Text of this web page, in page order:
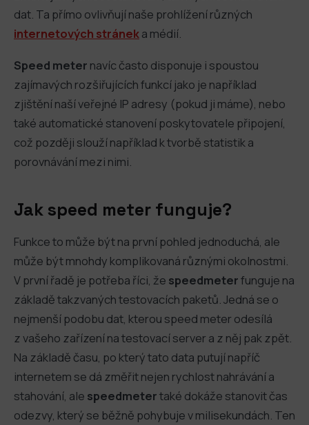
dat. Ta přímo ovlivňují naše prohlížení různých
internetových stráneka médií.
Speed meter navíc často disponuje i spoustou
zajímavých rozšiřujících funkcí jako je například
zjištění naší veřejné IP adresy (pokud ji máme), nebo
také automatické stanovení poskytovatele připojení,
což později slouží například k tvorbě statistik a
porovnávání mezi nimi.
Jak speed meter funguje?
Funkce to může být na první pohled jednoduchá, ale
může být mnohdy komplikovaná různými okolnostmi.
V první řadě je potřeba říci, že speedmeterfunguje na
základě takzvaných testovacích paketů. Jedná se o
nejmenší podobu dat, kterou speed meter odesílá
z vašeho zařízení na testovací server a z něj pak zpět.
Na základě času, po který tato data putují napříč
internetem se dá změřit nejen rychlost nahrávání a
stahování, ale speedmetertaké dokáže stanovit čas
odezvy, který se běžně pohybuje v milisekundách. Ten